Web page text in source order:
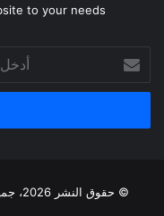
to your needs.
بريدك
الإلكتروني
© حقوق النشر 2026، جميع الحقوق محفوظة |